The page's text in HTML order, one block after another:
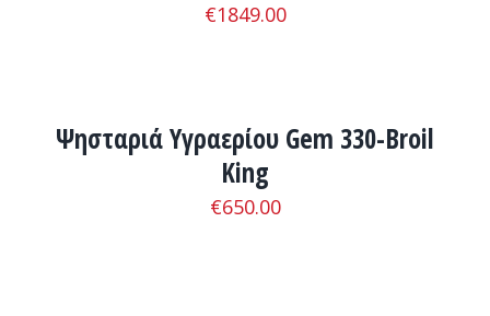
€1849.00
ΛΕΠΤΟΜΈΡΕΙΕΣ
Ψησταριά Υγραερίου Gem 330-Broil
King
€650.00